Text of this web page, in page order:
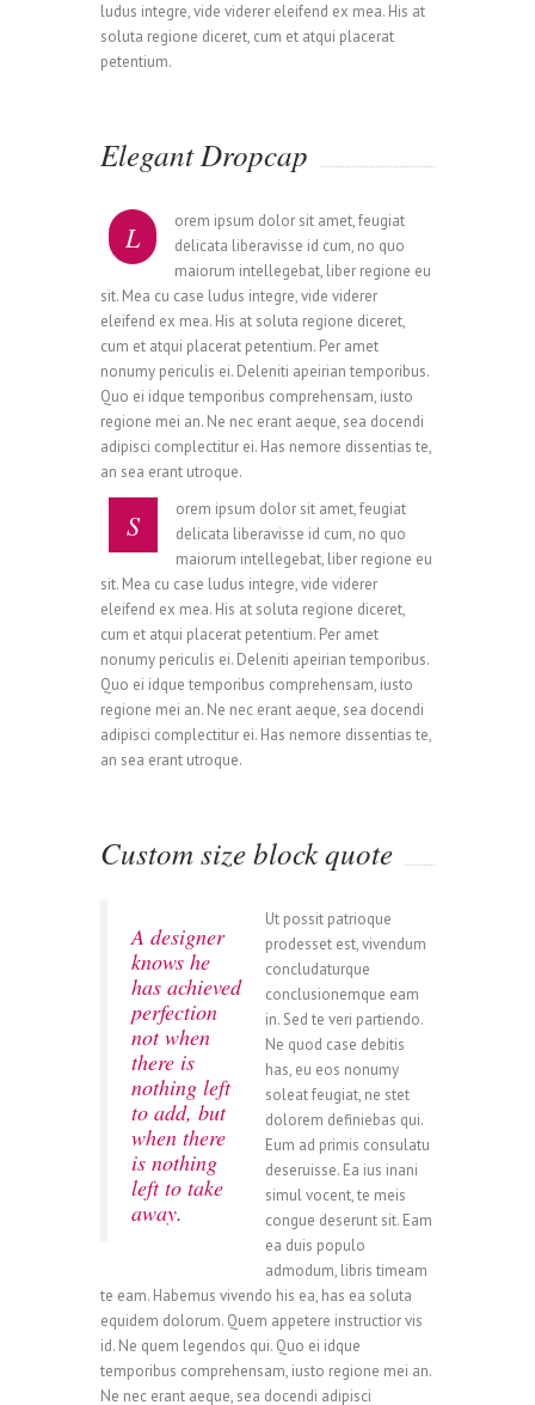
ludus integre, vide viderer eleifend ex mea. His at
soluta regione diceret, cum et atqui placerat
petentium.
Elegant Dropcap
L
orem ipsum dolor sit amet, feugiat
delicata liberavisse id cum, no quo
maiorum intellegebat, liber regione eu
sit. Mea cu case ludus integre, vide viderer
eleifend ex mea. His at soluta regione diceret,
cum et atqui placerat petentium. Per amet
nonumy periculis ei. Deleniti apeirian temporibus.
Quo ei idque temporibus comprehensam, iusto
regione mei an. Ne nec erant aeque, sea docendi
adipisci complectitur ei. Has nemore dissentias te,
an sea erant utroque.
S
orem ipsum dolor sit amet, feugiat
delicata liberavisse id cum, no quo
maiorum intellegebat, liber regione eu
sit. Mea cu case ludus integre, vide viderer
eleifend ex mea. His at soluta regione diceret,
cum et atqui placerat petentium. Per amet
nonumy periculis ei. Deleniti apeirian temporibus.
Quo ei idque temporibus comprehensam, iusto
regione mei an. Ne nec erant aeque, sea docendi
adipisci complectitur ei. Has nemore dissentias te,
an sea erant utroque.
Custom size block quote
A designer
knows he
has achieved
perfection
not when
there is
nothing left
to add, but
when there
is nothing
left to take
away.
Ut possit patrioque
prodesset est, vivendum
concludaturque
conclusionemque eam
in. Sed te veri partiendo.
Ne quod case debitis
has, eu eos nonumy
soleat feugiat, ne stet
dolorem definiebas qui.
Eum ad primis consulatu
deseruisse. Ea ius inani
simul vocent, te meis
congue deserunt sit. Eam
ea duis populo
admodum, libris timeam
te eam. Habemus vivendo his ea, has ea soluta
equidem dolorum. Quem appetere instructior vis
id. Ne quem legendos qui. Quo ei idque
temporibus comprehensam, iusto regione mei an.
Ne nec erant aeque, sea docendi adipisci